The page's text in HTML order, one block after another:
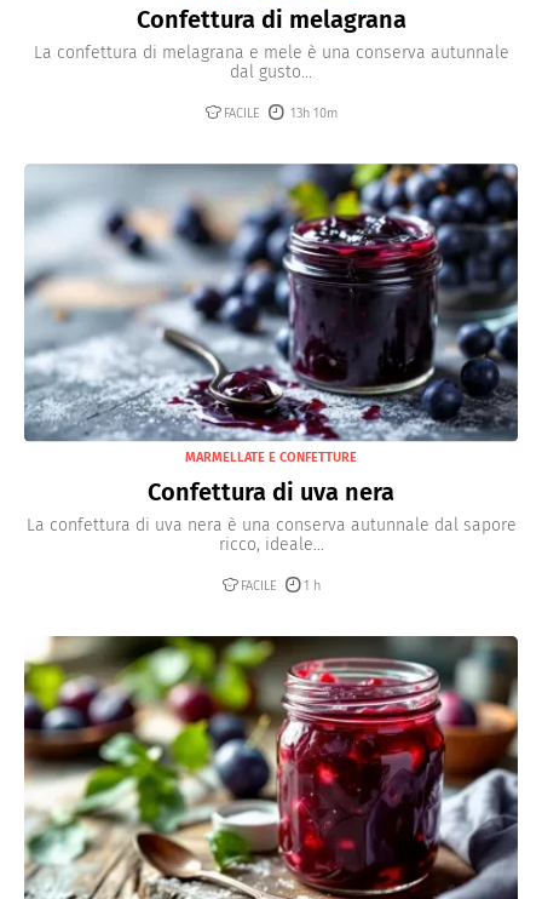
Confettura di melagrana
La confettura di melagrana e mele è una conserva autunnale
dal gusto...
FACILE 13h 10m
MARMELLATE E CONFETTURE
Confettura di uva nera
La confettura di uva nera è una conserva autunnale dal sapore
ricco, ideale...
FACILE 1 h